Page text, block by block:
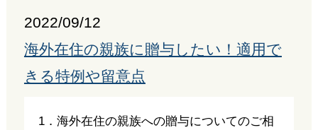
2022/09/12
海外在住の親族に贈与したい！適用で
きる特例や留意点
1．海外在住の親族への贈与についてのご相